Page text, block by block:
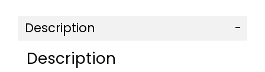
Description
Description